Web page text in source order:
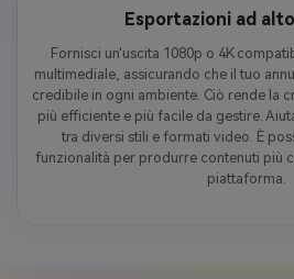
Esportazioni ad
Fornisci un'uscita 1080p o 4K
multimediale, assicurando che il tuo
credibile in ogni ambiente. Ciò rende la
più efficiente e più facile da gestire.
tra diversi stili e formati video. È
funzionalità per produrre contenuti più
piattaforma.